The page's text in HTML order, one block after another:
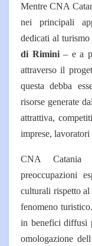
Mentre CNA
nei principali
dedicati al
di Rimini– e a
attraverso il
questa debba
risorse generate
attrattiva,
imprese,
CNA Catania
preoccupazioni
culturali rispetto
fenomeno
in benefici diffusi
omologazione